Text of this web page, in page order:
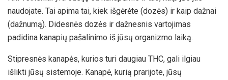
naudojate. Tai apima tai, kiek išgėrėte (dozės) ir kaip dažnai
(dažnumą). Didesnės dozės ir dažnesnis vartojimas
padidina kanapių pašalinimo iš jūsų organizmo laiką.
Stipresnės kanapės, kurios turi daugiau THC, gali ilgiau
išlikti jūsų sistemoje. Kanapė, kurią prarijote, jūsų